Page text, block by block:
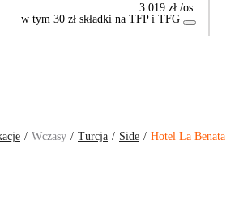
3 019 zł /os.
w tym 30 zł składki na TFP i TFG
Wczasy Turcja Side Hotel La Benata